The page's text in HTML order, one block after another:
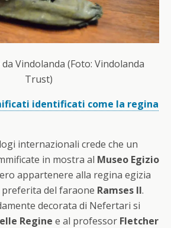
Vindolanda (Foto: Vindolanda
Trust)
identificati come la regina
internazionali crede che un
in mostra al Museo Egizio
appartenere alla regina egizia
del faraone Ramses II.
decorata di Nefertari si
Regine e al professor Fletcher